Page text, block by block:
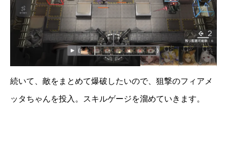
続いて、敵をまとめて爆破したいので、狙撃のフィアメ
ッタちゃんを投入。スキルゲージを溜めていきます。